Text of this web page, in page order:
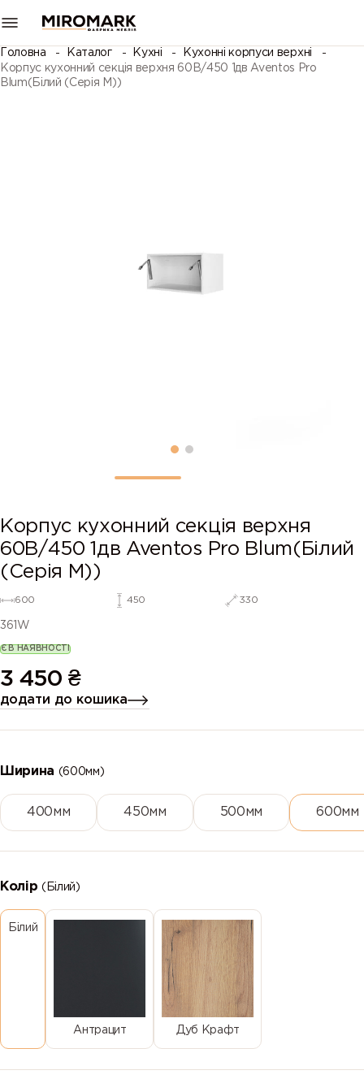
Головна Каталог Кухні
Кухонні корпуси верхні
Корпус кухонний секцiя верхня 60В/450 1дв Aventos Pro
Blum(Білий (Серія М))
Корпус кухонний секцiя верхня
60В/450 1дв Aventos Pro Blum(Білий
(Серія М))
600 450 330
361W
Є В НАЯВНОСТІ
3 450 ₴
додати до кошика
Ширина (600мм)
400мм 450мм 500мм 600мм
Колір(Білий)
Білий
Антрацит Дуб Крафт